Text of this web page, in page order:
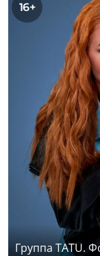
16+
Группа TATU.